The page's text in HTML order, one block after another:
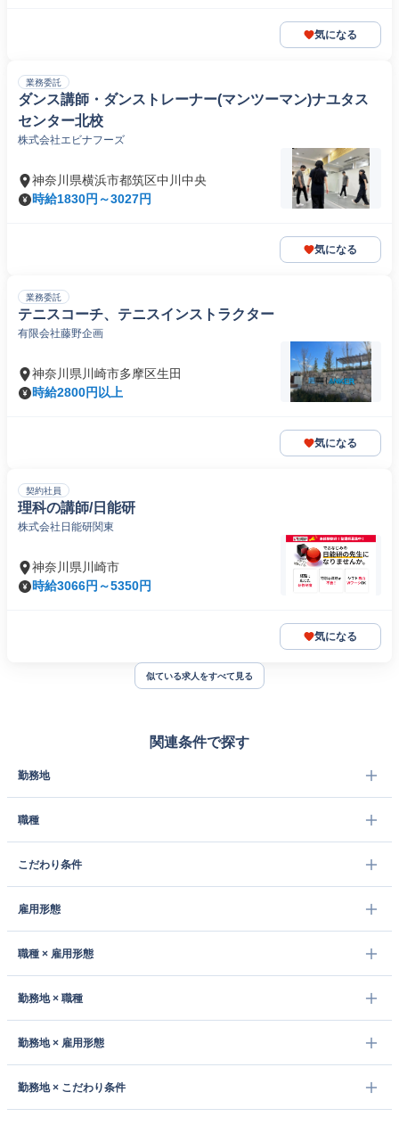
気になる
業務委託
ダンス講師・ダンストレーナー(マンツーマン)ナユタス
センター北校
株式会社エビナフーズ
神奈川県横浜市都筑区中川中央
時給1830円～3027円
気になる
業務委託
テニスコーチ、テニスインストラクター
有限会社藤野企画
神奈川県川崎市多摩区生田
時給2800円以上
気になる
契約社員
理科の講師/日能研
株式会社日能研関東
神奈川県川崎市
時給3066円～5350円
気になる
似ている求人をすべて見る
関連条件で探す
勤務地
職種
こだわり条件
雇用形態
職種 × 雇用形態
勤務地 × 職種
勤務地 × 雇用形態
勤務地 × こだわり条件